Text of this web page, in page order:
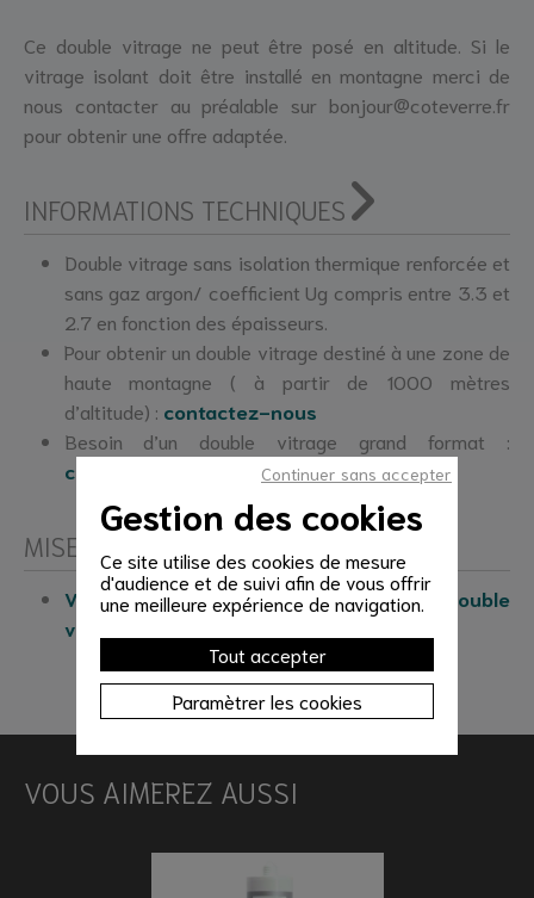
Gestion des cookies
Ce site utilise des cookies de mesure
d'audience et de suivi afin de vous offrir
une meilleure expérience de navigation.
Tout accepter
Paramètrer les cookies
Continuer sans accepter
Ce double vitrage ne peut être posé en altitude. Si le
vitrage isolant doit être installé en montagne merci de
nous contacter au préalable sur bonjour@coteverre.fr
pour obtenir une offre adaptée.
INFORMATIONS TECHNIQUES
Double vitrage sans isolation thermique renforcée et
sans gaz argon/ coefficient Ug compris entre 3.3 et
2.7 en fonction des épaisseurs.
Pour obtenir un double vitrage destiné à une zone de
haute montagne ( à partir de 1000 mètres
d’altitude) : contactez-nous
Besoin d’un double vitrage grand format :
contactez-nous
MISE EN ŒUVRE
Voir nos tutoriels de mise en œuvre du double
vitrage
VOUS AIMEREZ AUSSI